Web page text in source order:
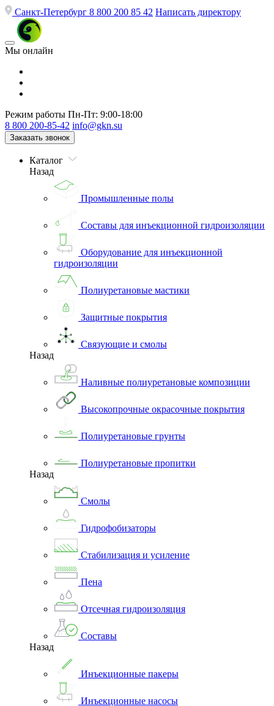
Санкт-Петербург 8 800 200 85 42 Написать директору
Мы онлайн
Режим работы Пн-Пт: 9:00-18:00
8 800 200-85-42 info@gkn.su
Заказать звонок
Каталог
Назад
Промышленные полы
Составы для инъекционной гидроизоляции
Оборудование для инъекционной
гидроизоляции
Полиуретановые мастики
Защитные покрытия
Связующие и смолы
Назад
Наливные полиуретановые композиции
Высокопрочные окрасочные покрытия
Полиуретановые грунты
Полиуретановые пропитки
Назад
Смолы
Гидрофобизаторы
Стабилизация и усиление
Пена
Отсечная гидроизоляция
Составы
Назад
Инъекционные пакеры
Инъекционные насосы